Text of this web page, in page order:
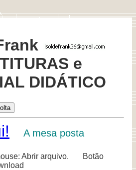
e
DIDÁTICO
A mesa posta
Abrir arquivo. Botão